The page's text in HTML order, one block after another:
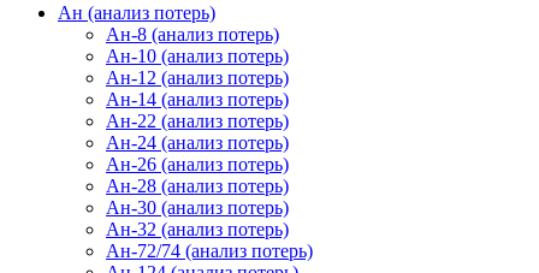
Ан (анализ потерь)
Ан-8 (анализ потерь)
Ан-10 (анализ потерь)
Ан-12 (анализ потерь)
Ан-14 (анализ потерь)
Ан-22 (анализ потерь)
Ан-24 (анализ потерь)
Ан-26 (анализ потерь)
Ан-28 (анализ потерь)
Ан-30 (анализ потерь)
Ан-32 (анализ потерь)
Ан-72/74 (анализ потерь)